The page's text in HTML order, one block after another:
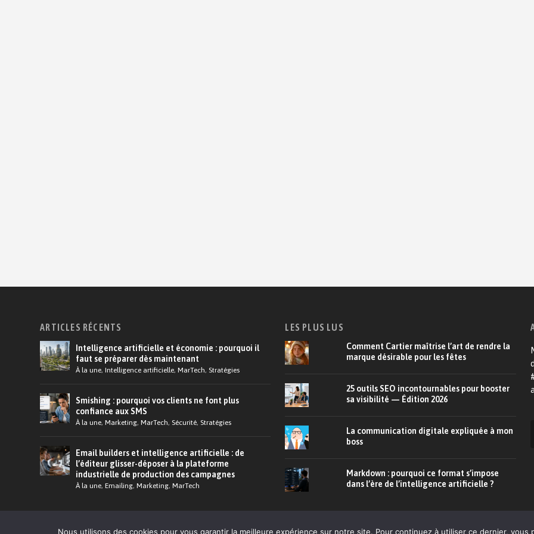
ARTICLES RÉCENTS
Intelligence artificielle et économie : pourquoi il
faut se préparer dès maintenant
À la une,Intelligence artificielle,MarTech, Stratégies
Smishing : pourquoi vos clients ne font plus
confiance aux SMS
À la une,Marketing,MarTech, Sécurité, Stratégies
Email builders et intelligence artificielle : de
l’éditeur glisser-déposer à la plateforme
industrielle de production des campagnes
À la une,Emailing,Marketing,MarTech
LES PLUS LUS
Comment Cartier maîtrise l’art de rendre la
marque désirable pour les fêtes
25 outils SEO incontournables pour booster
sa visibilité — Édition 2026
La communication digitale expliquée à mon
boss
Markdown : pourquoi ce format s’impose
dans l’ère de l’intelligence artificielle ?
© 2026 Martech.Cloud - Conception : À propos CRM E-commerce Relation client
Nous utilisons des cookies pour vous garantir la meilleure expérience sur notre site. Pour continuez à utiliser ce dernier, vous